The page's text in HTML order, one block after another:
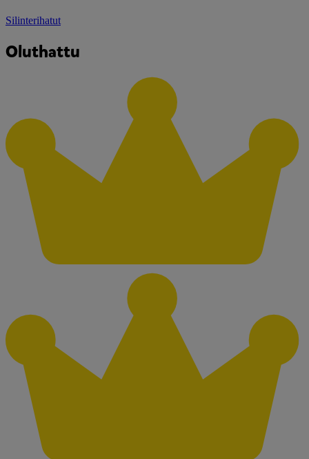
Silinterihatut
Oluthattu